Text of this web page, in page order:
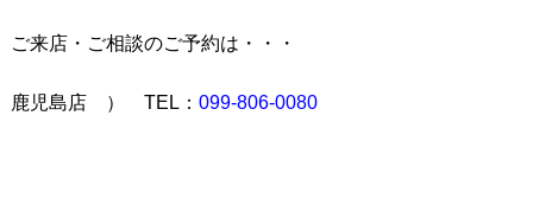
ご来店・ご相談のご予約は・・・
鹿児島店 ） TEL： 099-806-0080